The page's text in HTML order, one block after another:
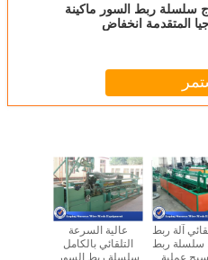
سلسلة ربط السور ماكينة
المتقدمة انخفاض
عالية السرعة
التلقائي بالكامل
سلسلة ربط السور
آلة ربط
سلسلة ربط
عملية